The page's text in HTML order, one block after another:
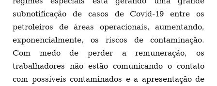
subnotificação de casos de Covid-19 entre os
petroleiros de áreas operacionais, aumentando,
exponencialmente, os riscos de contaminação.
Com medo de perder a remuneração, os
trabalhadores não estão comunicando o contato
com possíveis contaminados e a apresentação de